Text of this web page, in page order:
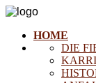
HOME
DIE